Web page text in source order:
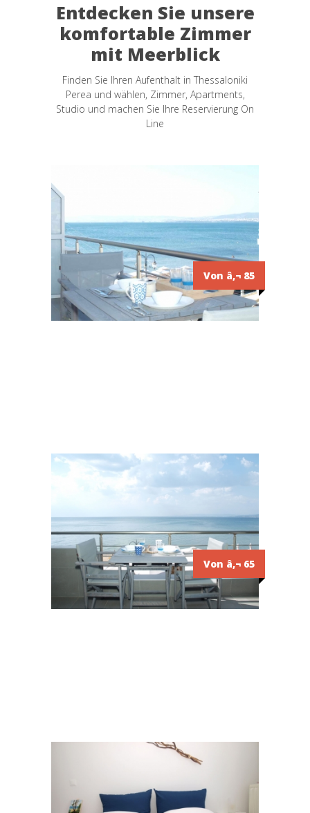
Entdecken Sie unsere
komfortable Zimmer
mit Meerblick
Finden Sie Ihren Aufenthalt in Thessaloniki
Perea und wählen, Zimmer, Apartments,
Studio und machen Sie Ihre Reservierung On
Line
Von â‚¬ 85
Von â‚¬ 65